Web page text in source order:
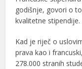
godišnje, govori o
kvalitetne stipendije.
Kad je riječ o
prava kao i
278.000 stranih